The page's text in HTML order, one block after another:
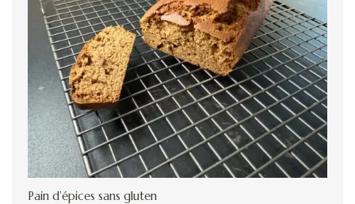
Pain d’épices sans gluten